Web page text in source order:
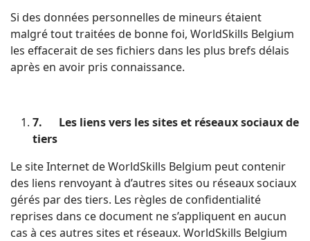
Si des données personnelles de mineurs étaient
malgré tout traitées de bonne foi, WorldSkills Belgium
les effacerait de ses fichiers dans les plus brefs délais
après en avoir pris connaissance.
7. Les liens vers les sites et réseaux sociaux de
tiers
Le site Internet de WorldSkills Belgium peut contenir
des liens renvoyant à d’autres sites ou réseaux sociaux
gérés par des tiers. Les règles de confidentialité
reprises dans ce document ne s’appliquent en aucun
cas à ces autres sites et réseaux. WorldSkills Belgium